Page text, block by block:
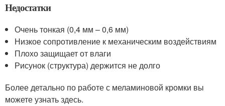
Недостатки
Очень тонкая (0,4 мм – 0,6 мм)
Низкое сопротивление к механическим воздействиям
Плохо защищает от влаги
Рисунок (структура) держится не долго
Более детально по работе с меламиновой кромки вы
можете узнать здесь.